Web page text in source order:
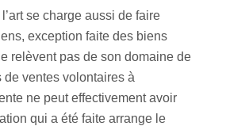
se charge aussi de faire
exception faite des biens
relèvent pas de son domaine de
de ventes volontaires à
ne peut effectivement avoir
qui a été faite arrange le